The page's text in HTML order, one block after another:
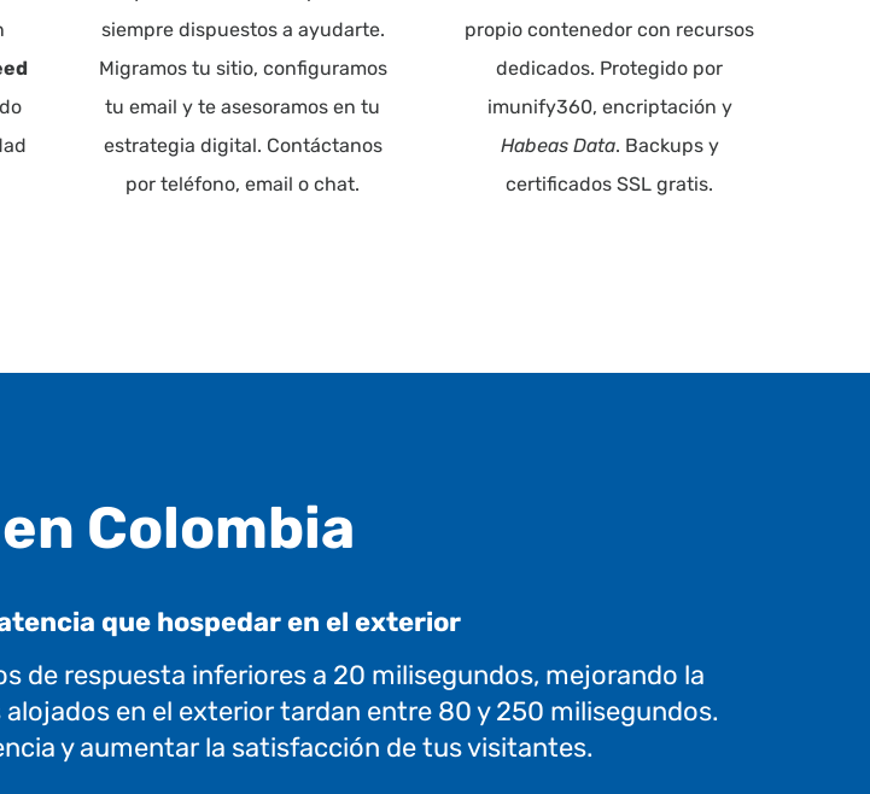
siempre dispuestos a ayudarte.
Migramos tu sitio, configuramos
tu email y te asesoramos en tu
estrategia digital. Contáctanos
por teléfono, email o chat.
propio contenedor con recursos
dedicados. Protegido por
imunify360, encriptación y
Habeas Data. Backups y
certificados SSL gratis.
Colombia
que hospedar en el exterior
de respuesta inferiores a 20 milisegundos, mejorando la
en el exterior tardan entre 80 y 250 milisegundos.
y aumentar la satisfacción de tus visitantes.